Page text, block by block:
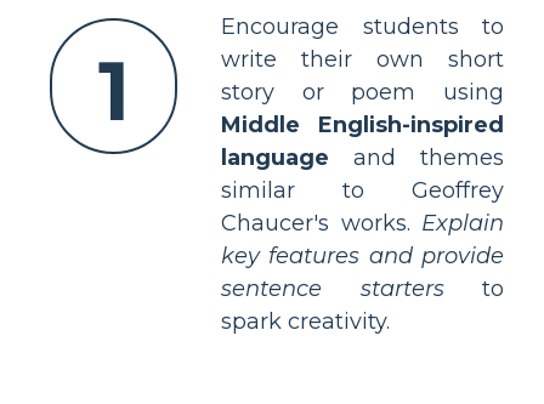
1
Encourage students to
write their own short
story or poem using
Middle English-inspired
language and themes
similar to Geoffrey
Chaucer's works. Explain
key features and provide
sentence startersto
spark creativity.